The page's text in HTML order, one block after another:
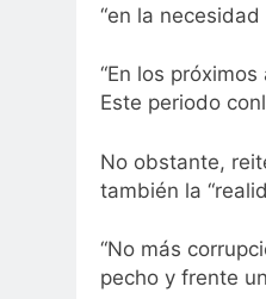
“en la
“En los
Este periodo
No obstante,
también la
“No más
pecho y frente